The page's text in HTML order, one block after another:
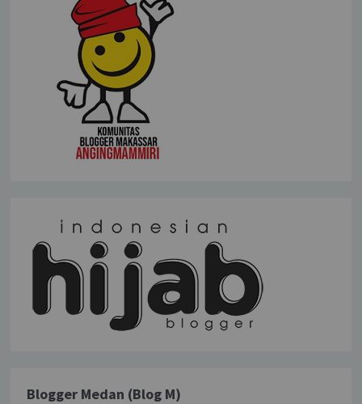
Blogger Medan (Blog M)